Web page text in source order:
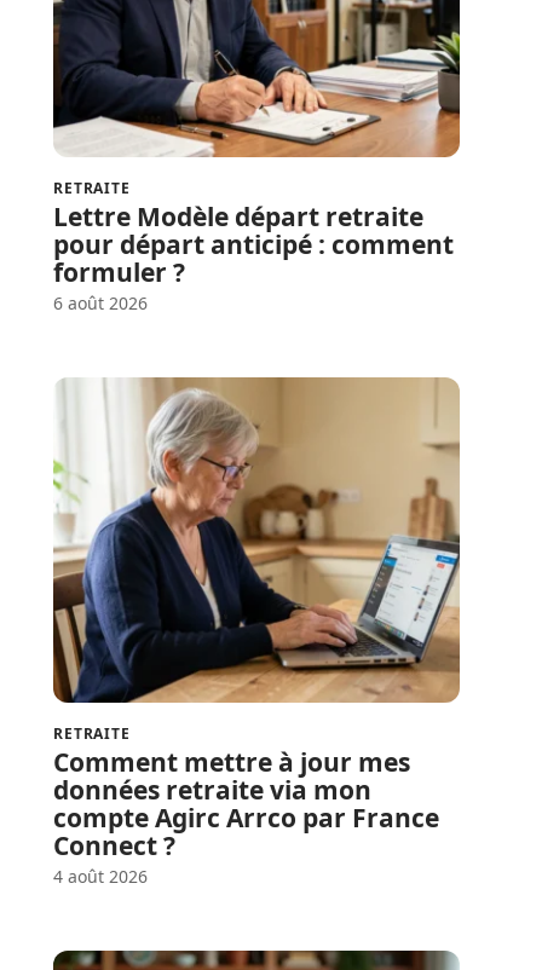
RETRAITE
Lettre Modèle départ retraite
pour départ anticipé : comment
formuler ?
6 août 2026
RETRAITE
Comment mettre à jour mes
données retraite via mon
compte Agirc Arrco par France
Connect ?
4 août 2026